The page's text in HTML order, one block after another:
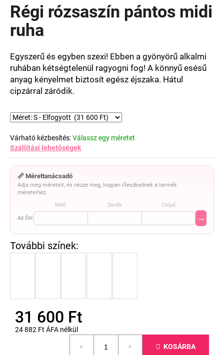
átlagos
értékelése
ből
csillag.
Régi rózsaszín pántos midi
ruha
Egyszerű és egyben szexi! Ebben a gyönyörű alkalmi
ruhában kétségtelenül ragyogni fog! A könnyű esésű
anyag kényelmet biztosít egész éjszaka. Hátul
cipzárral záródik.
Várható kézbesítés:Válassz egy méretet
Szállítási lehetőségek
📏 Mérettanácsadó
Adja meg méreteit, és nézze meg, hogyan illeszkednek a termék
méreteihez.
Mell
Derék Csípő
Az Ön: →
31 600 Ft
24 882 Ft ÁFA nélkül
KOSÁRBA